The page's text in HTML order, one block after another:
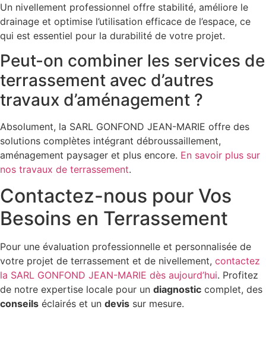
Un nivellement professionnel offre stabilité, améliore le
drainage et optimise l’utilisation efficace de l’espace, ce
qui est essentiel pour la durabilité de votre projet.
Peut-on combiner les services de
terrassement avec d’autres
travaux d’aménagement ?
Absolument, la SARL GONFOND JEAN-MARIE offre des
solutions complètes intégrant débroussaillement,
aménagement paysager et plus encore. En savoir plus sur
nos travaux de terrassement.
Contactez-nous pour Vos
Besoins en Terrassement
Pour une évaluation professionnelle et personnalisée de
votre projet de terrassement et de nivellement, contactez
la SARL GONFOND JEAN-MARIE dès aujourd’hui. Profitez
de notre expertise locale pour un diagnostic complet, des
conseils éclairés et un devis sur mesure.